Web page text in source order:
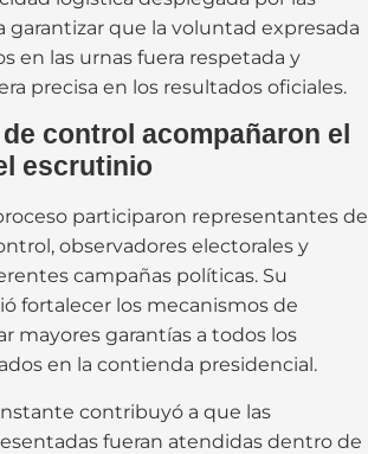
garantizar que la voluntad expresada
en las urnas fuera respetada y
precisa en los resultados oficiales.
control acompañaron el
escrutinio
participaron representantes de
observadores electorales y
campañas políticas. Su
fortalecer los mecanismos de
mayores garantías a todos los
en la contienda presidencial.
contribuyó a que las
fueran atendidas dentro de